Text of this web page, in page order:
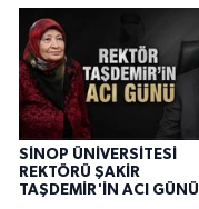
SİNOP ÜNİVERSİTESİ
REKTÖRÜ ŞAKİR
TAŞDEMİR'İN ACI GÜNÜ